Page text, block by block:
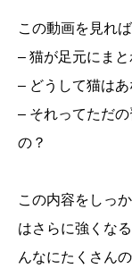
この動画を見れ
– 猫が足元にま
– どうして猫は
– それってただ
の？
この内容をしっ
はさらに強くな
んなにたくさん